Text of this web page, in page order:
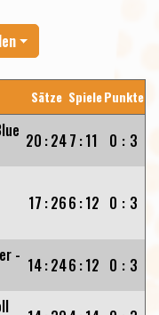
Sätze SpielePunkte
20 :247 :11 0 : 3
17 :266 :12 0 : 3
- 14:246 :12 0 : 3